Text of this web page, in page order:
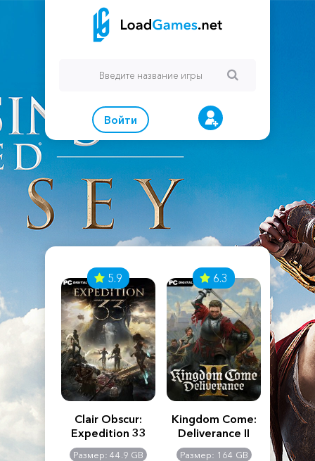
Войти
Creed
5.9
Clair Obscur:
Expedition 33
Размер: 44.9 GB
6.3
Kingdom Come:
Deliverance II
Размер: 164 GB
The